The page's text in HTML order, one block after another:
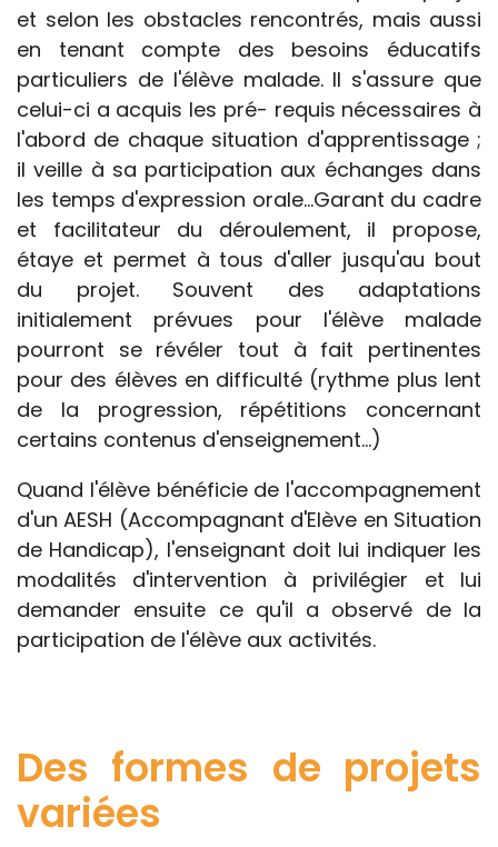
et selon les obstacles rencontrés, mais aussi
en tenant compte des besoins éducatifs
particuliers de l'élève malade. Il s'assure que
celui-ci a acquis les pré- requis nécessaires à
l'abord de chaque situation d'apprentissage ;
il veille à sa participation aux échanges dans
les temps d'expression orale...Garant du cadre
et facilitateur du déroulement, il propose,
étaye et permet à tous d'aller jusqu'au bout
du projet. Souvent des adaptations
initialement prévues pour l'élève malade
pourront se révéler tout à fait pertinentes
pour des élèves en difficulté (rythme plus lent
de la progression, répétitions concernant
certains contenus d'enseignement...)
Quand l'élève bénéficie de l'accompagnement
d'un AESH (Accompagnant d'Elève en Situation
de Handicap), l'enseignant doit lui indiquer les
modalités d'intervention à privilégier et lui
demander ensuite ce qu'il a observé de la
participation de l'élève aux activités.
Des formes de projets
variées